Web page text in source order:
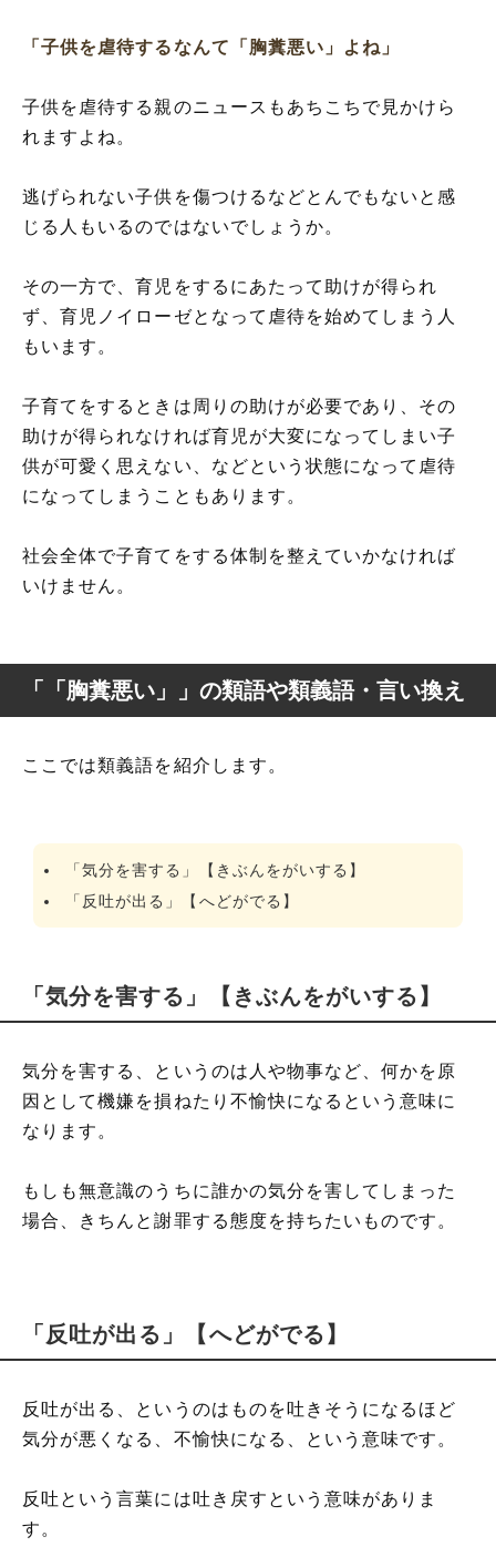
「子供を虐待するなんて 「胸糞悪い」 よね」
子供を虐待する親のニュースもあちこちで見かけら
れますよね。
逃げられない子供を傷つけるなどとんでもないと感
じる人もいるのではないでしょうか。
その一方で、育児をするにあたって助けが得られ
ず、育児ノイローゼとなって虐待を始めてしまう人
もいます。
子育てをするときは周りの助けが必要であり、その
助けが得られなければ育児が大変になってしまい子
供が可愛く思えない、などという状態になって虐待
になってしまうこともあります。
社会全体で子育てをする体制を整えていかなければ
いけません。
「「胸糞悪い」」の類語や類義語・言い換え
ここでは類義語を紹介します。
「気分を害する」【きぶんをがいする】
「反吐が出る」【へどがでる】
「気分を害する」【きぶんをがいする】
気分を害する、というのは人や物事など、何かを原
因として機嫌を損ねたり不愉快になるという意味に
なります。
もしも無意識のうちに誰かの気分を害してしまった
場合、きちんと謝罪する態度を持ちたいものです。
「反吐が出る」【へどがでる】
反吐が出る、というのはものを吐きそうになるほど
気分が悪くなる、不愉快になる、という意味です。
反吐という言葉には吐き戻すという意味がありま
す。